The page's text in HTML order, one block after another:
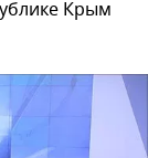
Крым